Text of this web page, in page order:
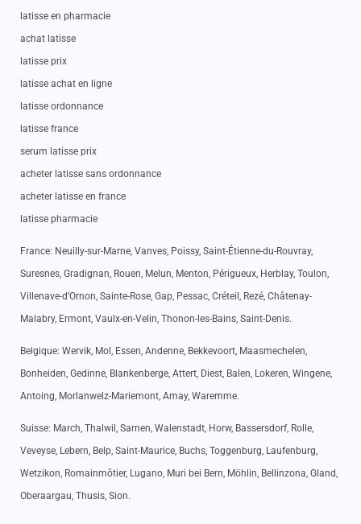
latisse en pharmacie
achat latisse
latisse prix
latisse achat en ligne
latisse ordonnance
latisse france
serum latisse prix
acheter latisse sans ordonnance
acheter latisse en france
latisse pharmacie
France: Neuilly-sur-Marne, Vanves, Poissy, Saint-Étienne-du-Rouvray,
Suresnes, Gradignan, Rouen, Melun, Menton, Périgueux, Herblay, Toulon,
Villenave-d’Ornon, Sainte-Rose, Gap, Pessac, Créteil, Rezé, Châtenay-
Malabry, Ermont, Vaulx-en-Velin, Thonon-les-Bains, Saint-Denis.
Belgique: Wervik, Mol, Essen, Andenne, Bekkevoort, Maasmechelen,
Bonheiden, Gedinne, Blankenberge, Attert, Diest, Balen, Lokeren, Wingene,
Antoing, Morlanwelz-Mariemont, Amay, Waremme.
Suisse: March, Thalwil, Sarnen, Walenstadt, Horw, Bassersdorf, Rolle,
Veveyse, Lebern, Belp, Saint-Maurice, Buchs, Toggenburg, Laufenburg,
Wetzikon, Romainmôtier, Lugano, Muri bei Bern, Möhlin, Bellinzona, Gland,
Oberaargau, Thusis, Sion.